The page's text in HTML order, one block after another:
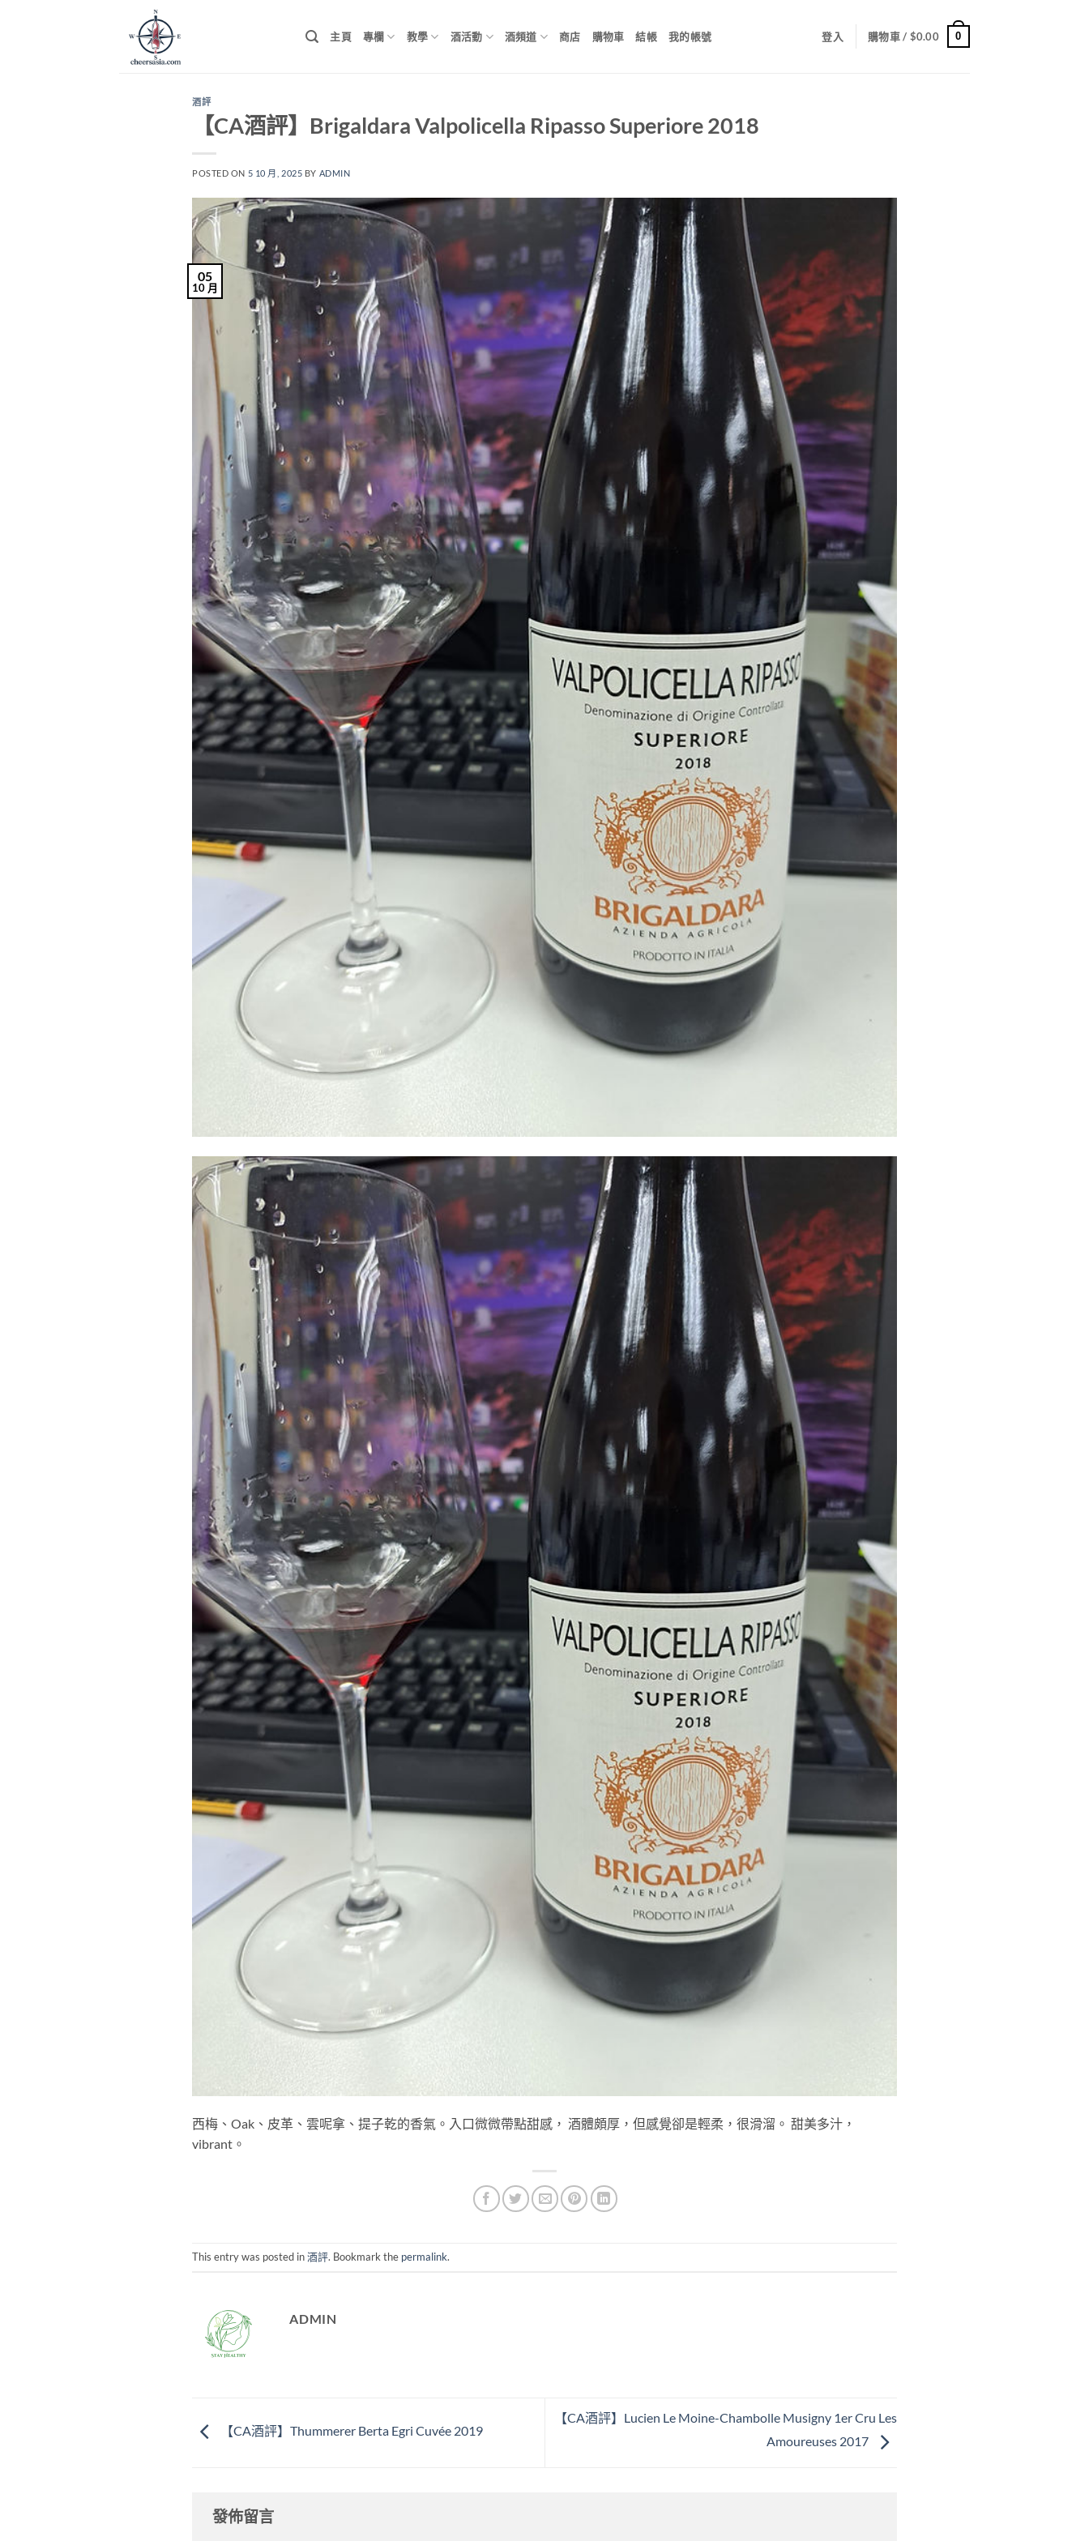
主頁 專欄 教學 酒活動 酒頻道 商店 購物車 結帳 我的帳號 登入 購物車 / $0.00 0
酒評
【CA酒評】Brigaldara Valpolicella Ripasso Superiore 2018
POSTED ON 5 10 月, 2025 BY ADMIN
05
10 月
西梅、Oak、皮革、雲呢拿、提子乾的香氣。入口微微帶點甜感， 酒體頗厚，但感覺卻是輕柔，很滑溜。 甜美多汁，
vibrant。
This entry was posted in酒評. Bookmark the permalink.
ADMIN
【CA酒評】Thummerer Berta Egri Cuvée 2019
【CA酒評】Lucien Le Moine-Chambolle Musigny 1er Cru Les
Amoureuses 2017
發佈留言